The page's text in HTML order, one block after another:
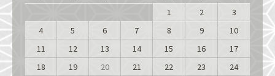
1 2
3
4
5 6 7 8 9
10
11
12 13 14 15 16
17
18
19 20 21 22 23
24